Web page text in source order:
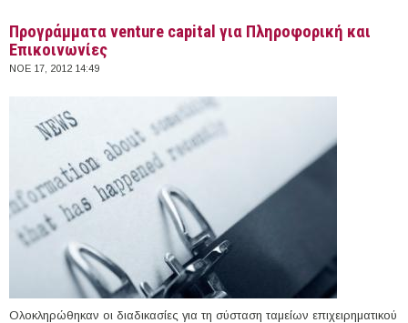
Προγράμματα venture capital για Πληροφορική και
Επικοινωνίες
ΝΟΕ 17, 2012 14:49
Ολοκληρώθηκαν οι διαδικασίες για τη σύσταση ταμείων επιχειρηματικού